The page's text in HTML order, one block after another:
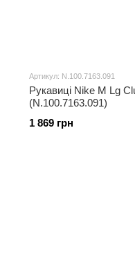
Артикул: N.100.7163.091
Рукавиці Nike M Lg
(N.100.7163.091)
1 869 грн